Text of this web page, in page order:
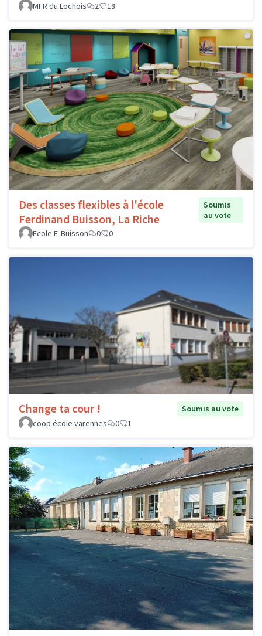
MFR du Lochois
2 18
Des classes flexibles à l'école
Ferdinand Buisson, La Riche
Soumis
au vote
Ecole F. Buisson
0 0
Change ta cour !
Soumis au vote
coop école varennes
0 1